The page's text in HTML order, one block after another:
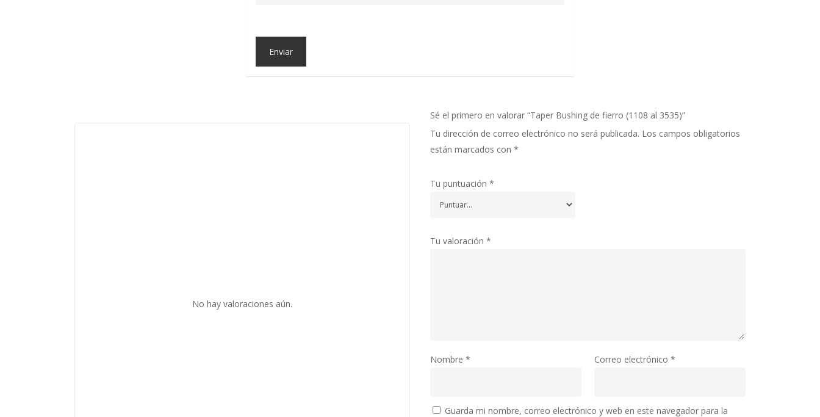
No hay valoraciones aún.
Sé el primero en valorar “Taper Bushing de fierro (1108 al 3535)”
Tu dirección de correo electrónico no será publicada. Los campos obligatorios
están marcados con *
Tu puntuación *
Tu valoración *
Nombre * Correo electrónico *
Guarda mi nombre, correo electrónico y web en este navegador para la